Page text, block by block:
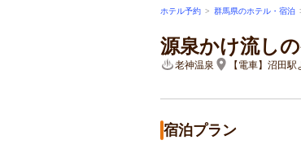
ホテル予約 > 群馬県のホテル・宿泊
源泉かけ流し
老神温泉 【電車】沼田
宿泊プラン